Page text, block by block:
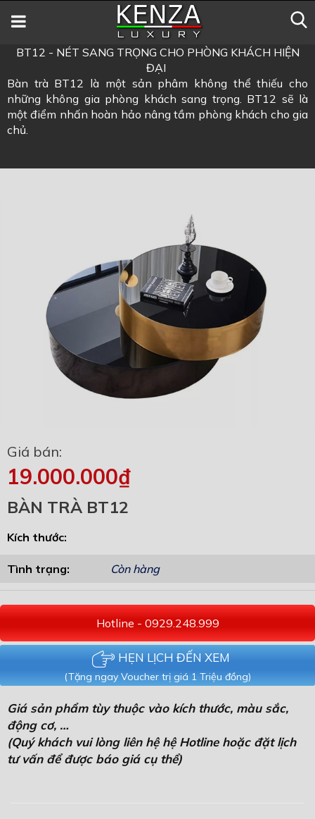
BT12 - NÉT SANG TRỌNG CHO PHÒNG KHÁCH HIỆN
ĐẠI
Bàn trà BT12 là một sản phâm không thể thiếu cho
những không gia phòng khách sang trọng. BT12 sẽ là
một điểm nhấn hoàn hảo nâng tầm phòng khách cho gia
chủ.
Giá bán:
19.000.000₫
BÀN TRÀ BT12
Kích thước:
Tình trạng: Còn hàng
Hotline - 0929.248.999
HẸN LỊCH ĐẾN XEM
(Tặng ngay Voucher trị giá 1 Triệu đồng)
Giá sản phẩm tùy thuộc vào kích thước, màu sắc,
động cơ, …
(Quý khách vui lòng liên hệ hệ Hotline hoặc đặt lịch
tư vấn để được báo giá cụ thể)